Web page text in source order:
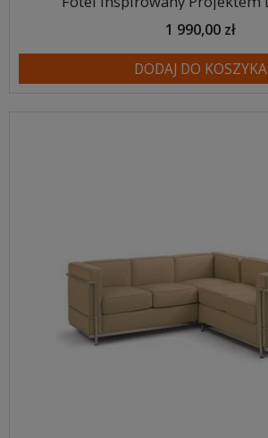
1 990,00 zł
DODAJ DO KOSZYKA